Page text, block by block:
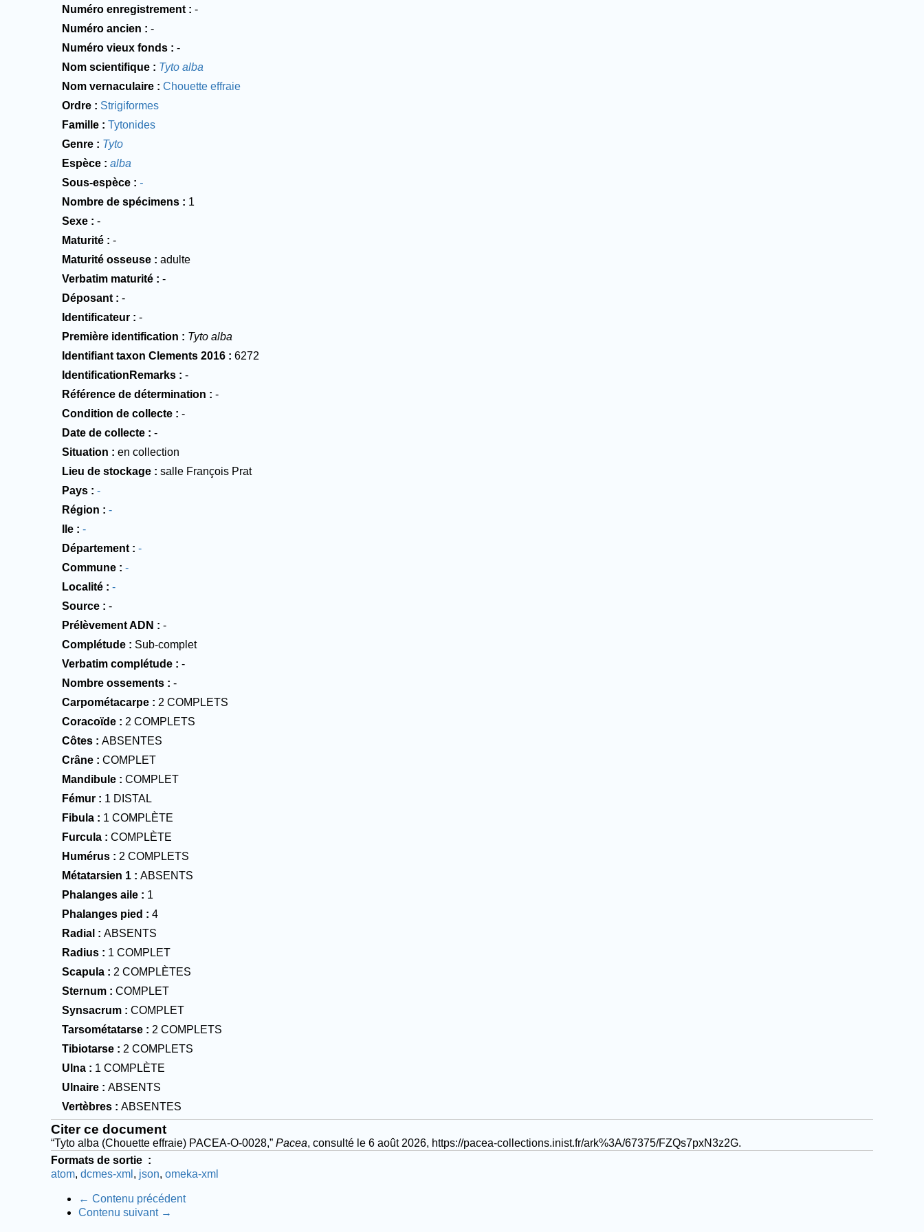
Numéro enregistrement
-
Numéro ancien
-
Numéro vieux fonds
-
Nom scientifique
Tyto alba
Nom vernaculaire
Chouette effraie
Ordre
Strigiformes
Famille
Tytonides
Genre
Tyto
Espèce
alba
Sous-espèce
-
Nombre de spécimens
1
Sexe
-
Maturité
-
Maturité osseuse
adulte
Verbatim maturité
-
Déposant
-
Identificateur
-
Première identification
Tyto alba
Identifiant taxon Clements 2016
6272
IdentificationRemarks
-
Référence de détermination
-
Condition de collecte
-
Date de collecte
-
Situation
en collection
Lieu de stockage
salle François Prat
Pays
-
Région
-
Ile
-
Département
-
Commune
-
Localité
-
Source
-
Prélèvement ADN
-
Complétude
Sub-complet
Verbatim complétude
-
Nombre ossements
-
Carpométacarpe
2 COMPLETS
Coracoïde
2 COMPLETS
Côtes
ABSENTES
Crâne
COMPLET
Mandibule
COMPLET
Fémur
1 DISTAL
Fibula
1 COMPLÈTE
Furcula
COMPLÈTE
Humérus
2 COMPLETS
Métatarsien 1
ABSENTS
Phalanges aile
1
Phalanges pied
4
Radial
ABSENTS
Radius
1 COMPLET
Scapula
2 COMPLÈTES
Sternum
COMPLET
Synsacrum
COMPLET
Tarsométatarse
2 COMPLETS
Tibiotarse
2 COMPLETS
Ulna
1 COMPLÈTE
Ulnaire
ABSENTS
Vertèbres
ABSENTES
Citer ce document
“Tyto alba (Chouette effraie) PACEA-O-0028,”Pacea, consulté le 6 août 2026, https://pacea-collections.inist.fr/ark%3A/67375/FZQs7pxN3z2G.
Formats de sortie
atom dcmes-xml json omeka-xml
← Contenu précédent
Contenu suivant →